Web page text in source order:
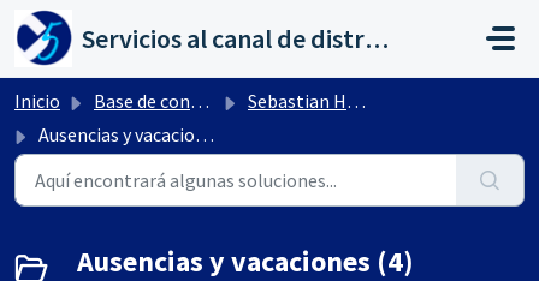
Saltar al contenido principal
Servicios al canal de distribución de AHORA
Inicio Base de conocimientos
Sebastian HR by flexygo
Ausencias y vacaciones
Ausencias y vacaciones (4)